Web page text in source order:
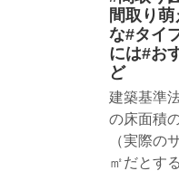
間取り
な#タイ
には#お
ど
建築基準
の床面積
（実際の
㎡だとす